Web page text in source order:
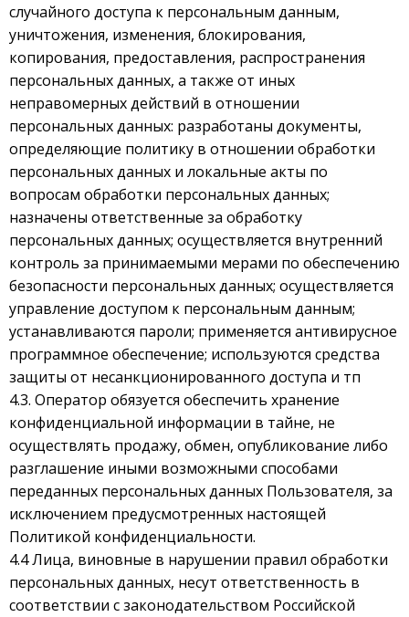
случайного доступа к персональным данным,
уничтожения, изменения, блокирования,
копирования, предоставления, распространения
персональных данных, а также от иных
неправомерных действий в отношении
персональных данных: разработаны документы,
определяющие политику в отношении обработки
персональных данных и локальные акты по
вопросам обработки персональных данных;
назначены ответственные за обработку
персональных данных; осуществляется внутренний
контроль за принимаемыми мерами по обеспечению
безопасности персональных данных; осуществляется
управление доступом к персональным данным;
устанавливаются пароли; применяется антивирусное
программное обеспечение; используются средства
защиты от несанкционированного доступа и тп
4.3. Оператор обязуется обеспечить хранение
конфиденциальной информации в тайне, не
осуществлять продажу, обмен, опубликование либо
разглашение иными возможными способами
переданных персональных данных Пользователя, за
исключением предусмотренных настоящей
Политикой конфиденциальности.
4.4 Лица, виновные в нарушении правил обработки
персональных данных, несут ответственность в
соответствии с законодательством Российской